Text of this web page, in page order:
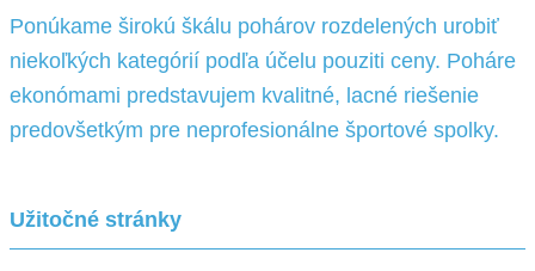
Ponúkame širokú škálu pohárov rozdelených urobiť
niekoľkých kategórií podľa účelu pouziti ceny. Poháre
ekonómami predstavujem kvalitné, lacné riešenie
predovšetkým pre neprofesionálne športové spolky.
Užitočné stránky